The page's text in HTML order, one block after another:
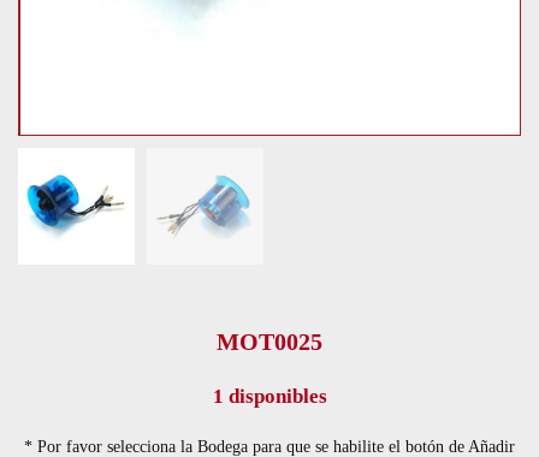
MOT0025
1 disponibles
* Por favor selecciona la Bodega para que se habilite el botón de Añadir